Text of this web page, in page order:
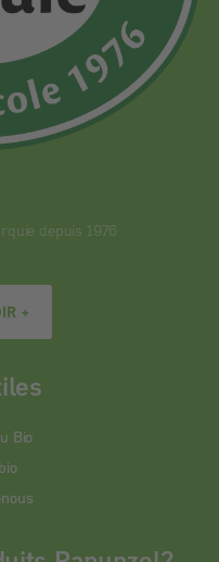
depuis 1976
+
Bio